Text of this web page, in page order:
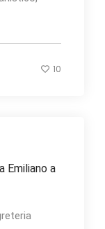
10
Emiliano a